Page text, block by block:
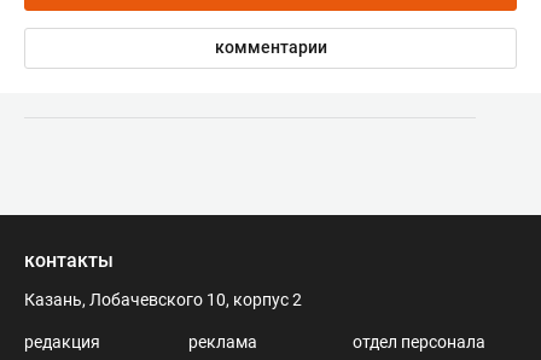
комментарии
контакты
Казань, Лобачевского 10, корпус 2
редакция
реклама
отдел персонала